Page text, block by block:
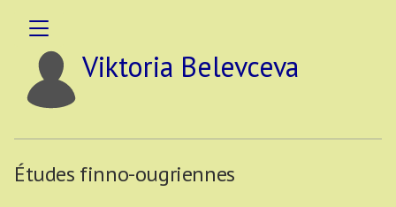
Viktoria Belevceva
Études finno-ougriennes